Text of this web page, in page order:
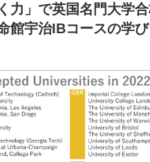
全国公立高校 過去問 人気記事
） 自由研究教材（中学生向け） ラ
力」で英国名門大学
館宇治IBコースの学